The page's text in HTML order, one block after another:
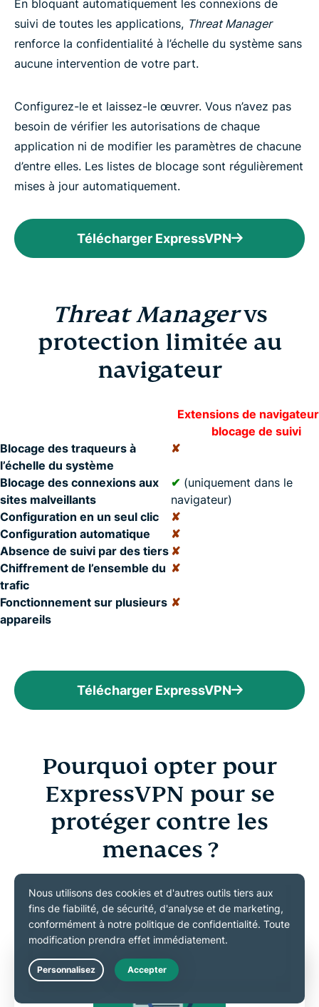
En bloquant automatiquement les connexions de
suivi de toutes les applications, Threat Manager
renforce la confidentialité à l’échelle du système sans
aucune intervention de votre part.
Configurez-le et laissez-le œuvrer. Vous n’avez pas
besoin de vérifier les autorisations de chaque
application ni de modifier les paramètres de chacune
d’entre elles. Les listes de blocage sont régulièrement
mises à jour automatiquement.
Télécharger ExpressVPN
Threat Managervs
protection limitée au
navigateur
Extensions de
blocage de suivi
Blocage des traqueurs à
l’échelle du système
✘
Blocage des connexions aux
sites malveillants
✔ (uniquement dans le
navigateur)
Configuration en un seul clic
✘
Configuration automatique
✘
Absence de suivi par des tiers ✘
Chiffrement de l’ensemble du
trafic
✘
Fonctionnement sur plusieurs
appareils
✘
Télécharger ExpressVPN
Pourquoi opter pour
ExpressVPN pour se
protéger contre les
menaces ?
Découvrez pourquoi ExpressVPN offre la protection
de la vie privée en ligne la plus complète.